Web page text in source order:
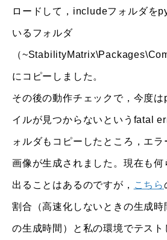
ロードして，includeフォルダを
いるフォルダ
（
にコピーしました。
その後の動作チェックで，今度
イルが見つからないというfatal
ォルダもコピーしたところ，エラ
画像が生成されました。現在も
出ることはあるのですが， こちら
割合（高速化しないときの生成時
の生成時間）と私の環境でテスト